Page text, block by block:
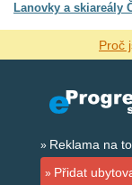
Lanovky a skiareály
Proč
Reklama na
Přidat